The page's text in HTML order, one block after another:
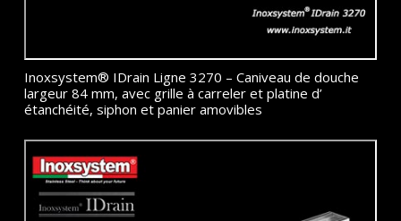
Inoxsystem® IDrain Ligne 3270 – Caniveau de douche
largeur 84 mm, avec grille à carreler et platine d’
étanchéité, siphon et panier amovibles